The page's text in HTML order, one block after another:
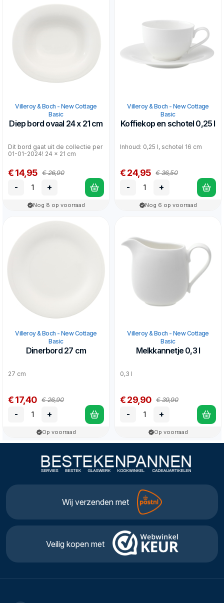
Villeroy & Boch - New Cottage
Basic
Diep bord ovaal 24 x 21 cm
Dit bord gaat uit de collectie per
01-01-2024! 24 x 21 cm
€ 14,95 € 26,90
- +
Nog 8 op voorraad
Villeroy & Boch - New Cottage
Basic
Koffiekop en schotel 0,25 l
Inhoud: 0,25 l, schotel 16 cm
€ 24,95 € 36,50
- +
Nog 6 op voorraad
Villeroy & Boch - New Cottage
Basic
Dinerbord 27 cm
27 cm
€ 17,40 € 26,90
- +
Op voorraad
Villeroy & Boch - New Cottage
Basic
Melkkannetje 0,3 l
0,3 l
€ 29,90 € 39,90
- +
Op voorraad
Wij verzenden met
Veilig kopen met